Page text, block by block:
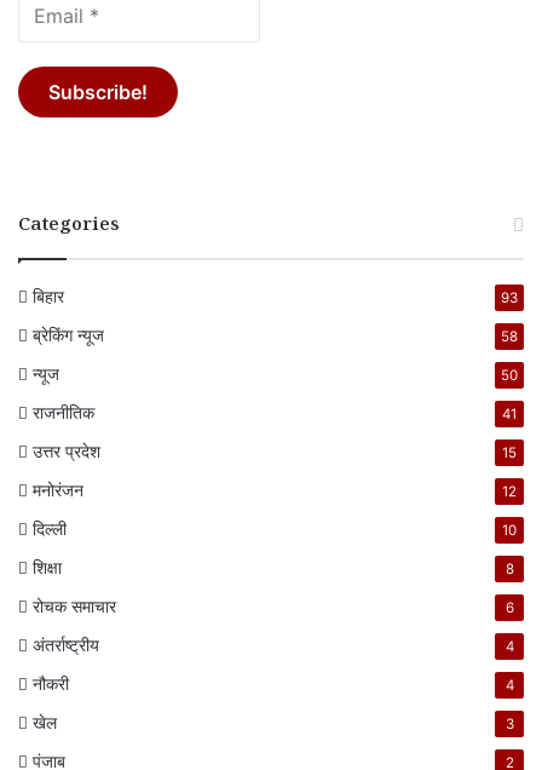
Categories
बिहार 93
ब्रेकिंग न्यूज 58
न्यूज 50
राजनीतिक 41
उत्तर प्रदेश 15
मनोरंजन 12
दिल्ली 10
शिक्षा 8
रोचक समाचार 6
अंतर्राष्ट्रीय 4
नौकरी 4
खेल 3
पंजाब 2